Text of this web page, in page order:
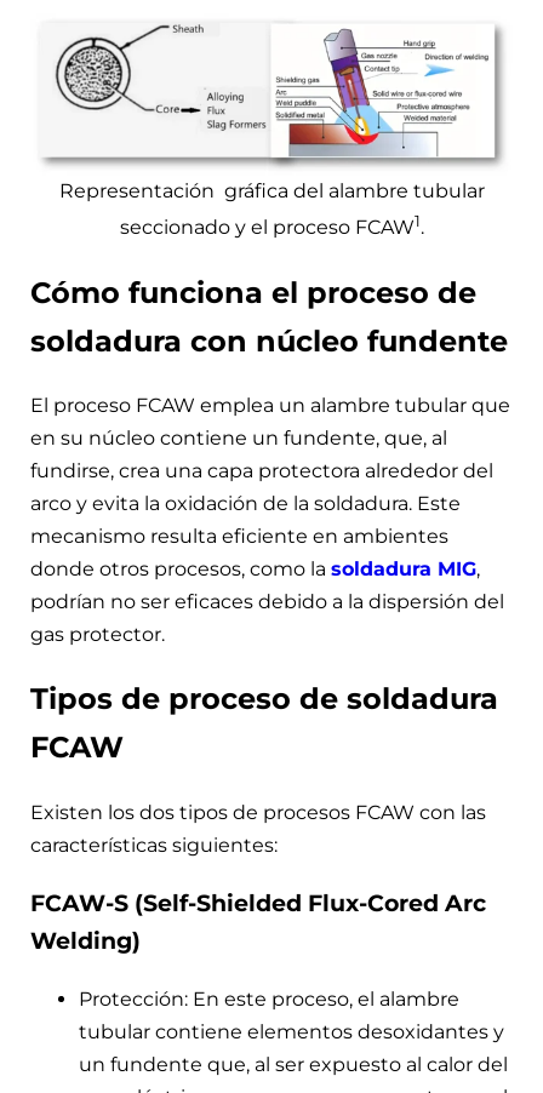
Representación gráfica del alambre tubular
seccionado y el proceso FCAW1.
Cómo funciona el proceso de
soldadura con núcleo fundente
El proceso FCAW emplea un alambre tubular que
en su núcleo contiene un fundente, que, al
fundirse, crea una capa protectora alrededor del
arco y evita la oxidación de la soldadura. Este
mecanismo resulta eficiente en ambientes
donde otros procesos, como la soldadura MIG,
podrían no ser eficaces debido a la dispersión del
gas protector.
Tipos de proceso de soldadura
FCAW
Existen los dos tipos de procesos FCAW con las
características siguientes:
FCAW-S (Self-Shielded Flux-Cored Arc
Welding)
Protección: En este proceso, el alambre
tubular contiene elementos desoxidantes y
un fundente que, al ser expuesto al calor del